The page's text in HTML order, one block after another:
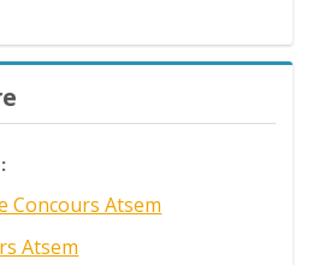
Concours Atsem
Atsem